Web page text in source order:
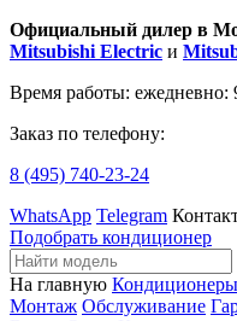
Официальный дилер в
Mitsubishi Electric и
Время работы: ежедневно:
Заказ по телефону:
8 (495) 740-23-24
WhatsApp Telegram
Подобрать кондиционер
На главную
Монтаж Обслуживание